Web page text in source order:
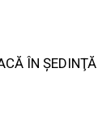
ÎN ŞEDINŢĂ